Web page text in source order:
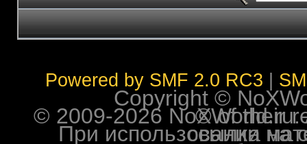
Powered by SMF 2.0 RC3
Copyright ©
© 2009-2026 NoXWorld.ru. All
При использовании